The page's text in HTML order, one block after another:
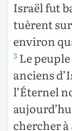
Israël fut
tuèrent
environ
3 Le
anciens
l’Éternel
chercher à